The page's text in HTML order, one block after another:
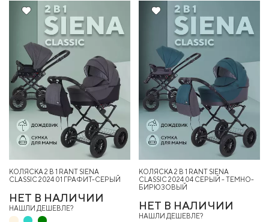
КОЛЯСКА 2 В 1 RANT SIENA
CLASSIC 2024 01 ГРАФИТ-СЕРЫЙ
НЕТ В НАЛИЧИИ
НАШЛИ ДЕШЕВЛЕ?
КОЛЯСКА 2 В 1 RANT SIENA
CLASSIC 2024 04 СЕРЫЙ - ТЕМНО-
БИРЮЗОВЫЙ
НЕТ В НАЛИЧИИ
НАШЛИ ДЕШЕВЛЕ?